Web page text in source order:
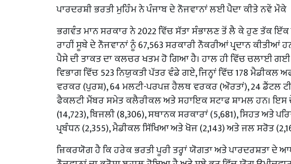
ਪਾਰਦਰਸ਼ੀ ਭਰਤੀ ਮੁਹਿੰਮ ਨੇ ਪੰਜਾਬ ਦੇ ਨੌਜਵਾਨਾਂ ਲਈ ਪੈਦਾ ਕੀਤੇ ਨਵੇਂ ਮੌਕੇ
ਭਗਵੰਤ ਮਾਨ ਸਰਕਾਰ ਨੇ 2022 ਵਿੱਚ ਸੱਤਾ ਸੰਭਾਲਣ ਤੋਂ ਲੈ ਕੇ ਹੁਣ ਤੱਕ
ਰਾਹੀਂ ਸੂਬੇ ਦੇ ਨੌਜਵਾਨਾਂ ਨੂੰ 67,563 ਸਰਕਾਰੀ ਨੌਕਰੀਆਂ ਪ੍ਰਦਾਨ
ਪੈਸੇ ਦੀ ਤਾਕਤ ਦਾ ਕਲਚਰ ਖਤਮ ਹੋ ਗਿਆ ਹੈ। ਹਾਲ ਹੀ ਵਿੱਚ ਚਲਾਈ
ਵਿਭਾਗ ਵਿੱਚ 523 ਨਿਯੁਕਤੀ ਪੱਤਰ ਵੰਡੇ ਗਏ, ਜਿਨ੍ਹਾਂ ਵਿੱਚ 178
ਵਰਕਰ (ਪੁਰਸ਼), 64 ਮਲਟੀ-ਪਰਪਜ਼ ਹੈਲਥ ਵਰਕਰ (ਔਰਤਾਂ), 24 ਡੈਂਟਲ
ਫੈਕਲਟੀ ਮੈਂਬਰ ਸਮੇਤ ਕਲੈਰੀਕਲ ਅਤੇ ਸਹਾਇਕ ਸਟਾਫ ਸ਼ਾਮਲ ਹਨ। ਇਸ ਦੇ
(14,723), ਬਿਜਲੀ (8,306), ਸਥਾਨਕ ਸਰਕਾਰਾਂ (5,681), ਸਿਹਤ
ਪ੍ਰਬੰਧਨ (2,355), ਮੈਡੀਕਲ ਸਿੱਖਿਆ ਅਤੇ ਖੋਜ (2,143) ਅਤੇ ਜਲ ਸਰੋਤ
ਜ਼ਿਕਰਯੋਗ ਹੈ ਕਿ ਹਰੇਕ ਭਰਤੀ ਪੂਰੀ ਤਰ੍ਹਾਂ ਯੋਗਤਾ ਅਤੇ ਪਾਰਦਰਸ਼ਤਾ ਦੇ